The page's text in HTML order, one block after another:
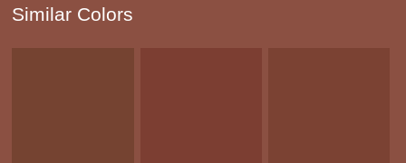
Similar Colors